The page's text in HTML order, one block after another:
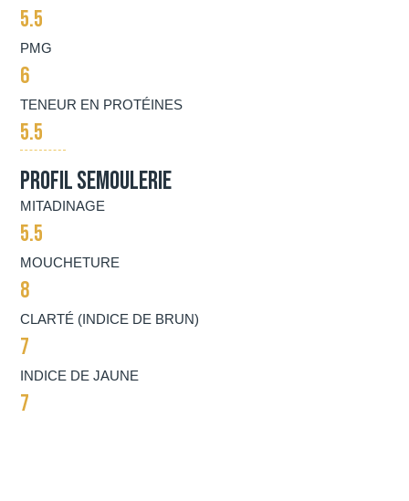
5.5
PMG
6
TENEUR EN PROTÉINES
5.5
Profil semoulerie
MITADINAGE
5.5
MOUCHETURE
8
CLARTÉ (INDICE DE BRUN)
7
INDICE DE JAUNE
7